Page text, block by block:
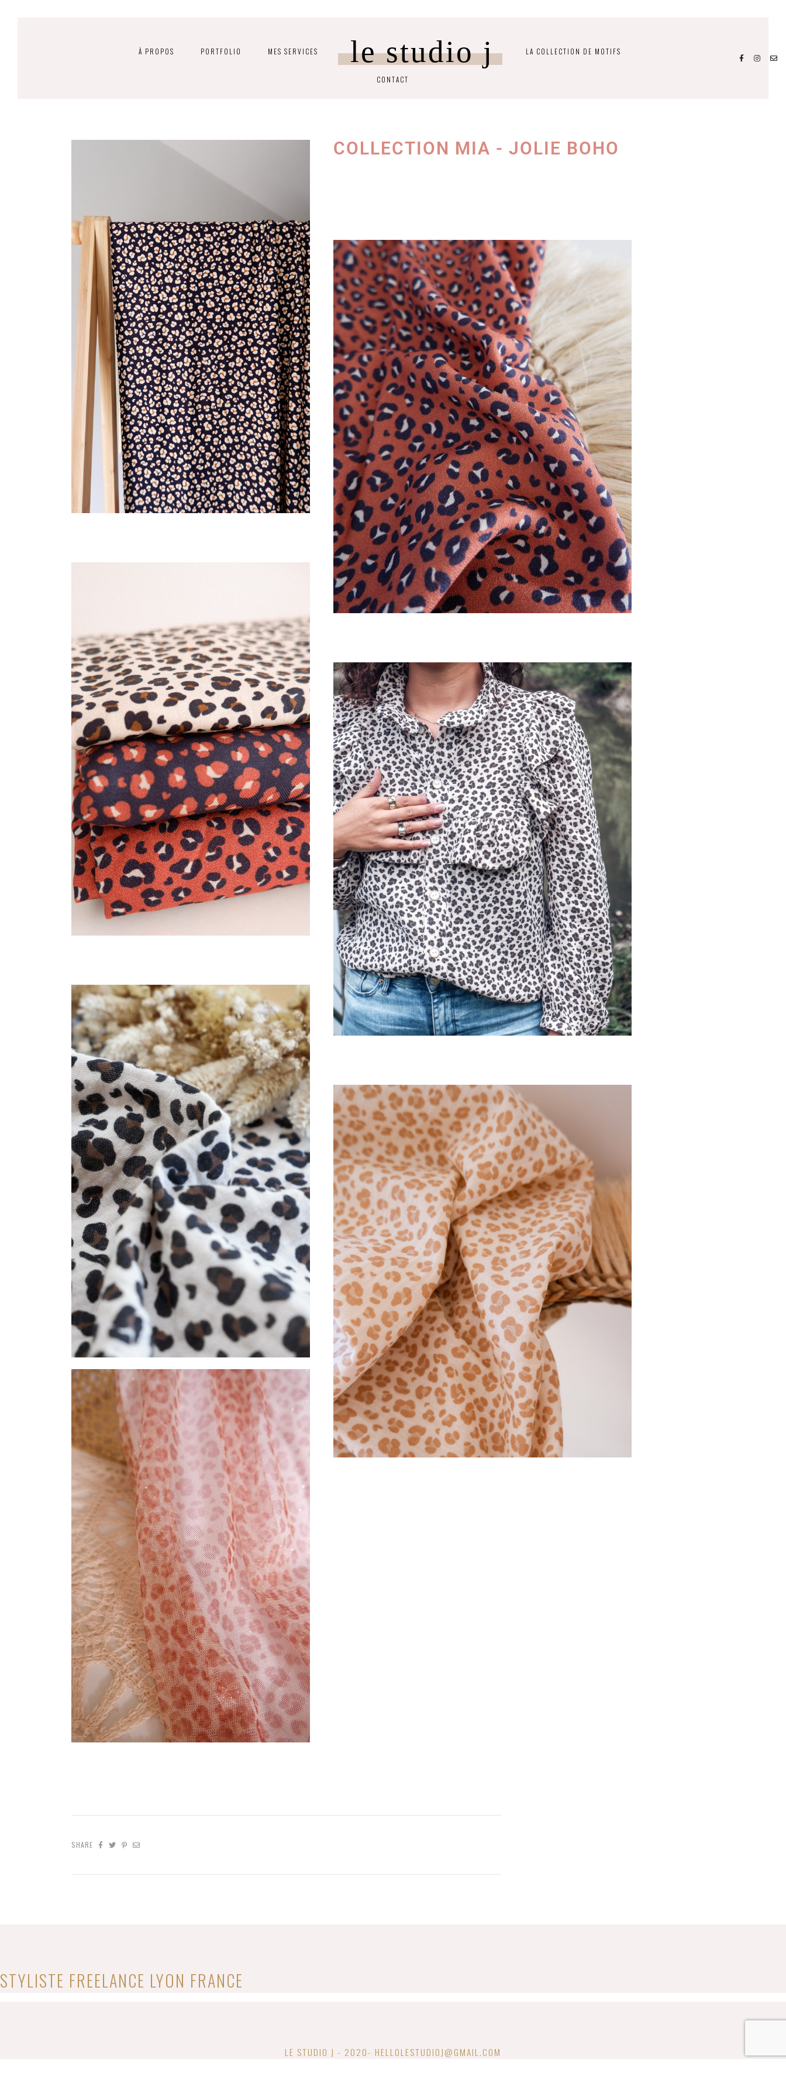
À PROPOS PORTFOLIO MES SERVICES le studio j LA COLLECTION DE MOTIFS
CONTACT
COLLECTION MIA - JOLIE BOHO
SHARE
STYLISTE FREELANCE​ LYON FRANCE
LE STUDIO J - 2020- HELLOLESTUDIOJ@GMAIL.COM